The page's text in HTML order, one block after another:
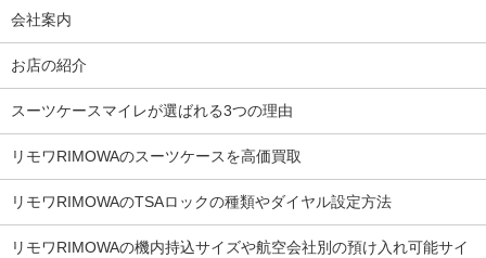
会社案内
お店の紹介
スーツケースマイレが選ばれる3つの理由
リモワRIMOWAのスーツケースを高価買取
リモワRIMOWAのTSAロックの種類やダイヤル設定方法
リモワRIMOWAの機内持込サイズや航空会社別の預け入れ可能サイ